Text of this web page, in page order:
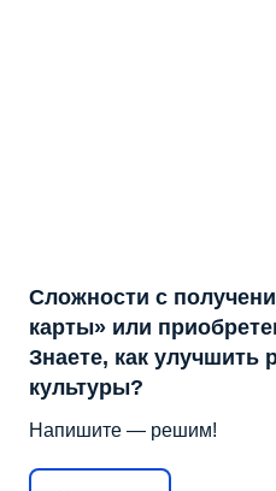
Сложности с
карты» или
Знаете, как улучшить
культуры?
Напишите — решим!